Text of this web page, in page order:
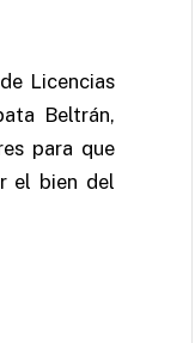
Licencias
Beltrán,
para que
el bien del